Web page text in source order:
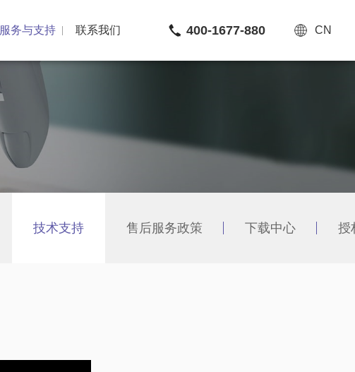
CN
400-1677-880
服务与支持 联系我们
技术支持 售后服务政策 下载中心 授